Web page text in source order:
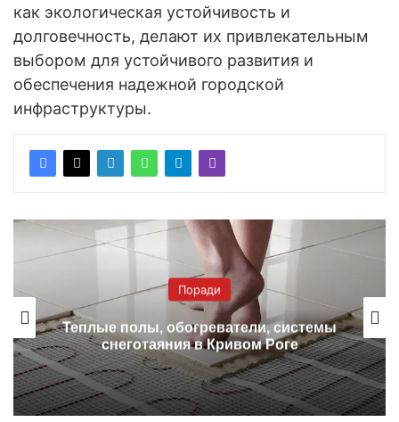
как экологическая устойчивость и
долговечность, делают их привлекательным
выбором для устойчивого развития и
обеспечения надежной городской
инфраструктуры.
Поради
Теплые полы, обогреватели, системы
снеготаяния в Кривом Роге